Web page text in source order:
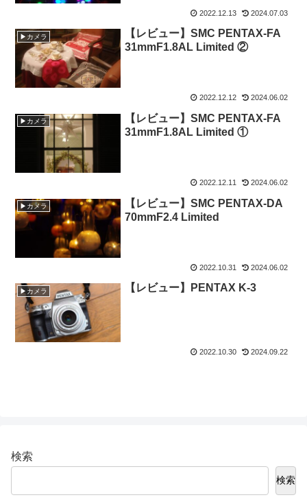
2022.12.13 2024.07.03
▶カメラ
【レビュー】SMC PENTAX-FA
31mmF1.8AL Limited ②
2022.12.12 2024.06.02
▶カメラ
【レビュー】SMC PENTAX-FA
31mmF1.8AL Limited ①
2022.12.11 2024.06.02
▶カメラ
【レビュー】SMC PENTAX-DA
70mmF2.4 Limited
2022.10.31 2024.06.02
▶カメラ 【レビュー】PENTAX K-3
2022.10.30 2024.09.22
検索
検索